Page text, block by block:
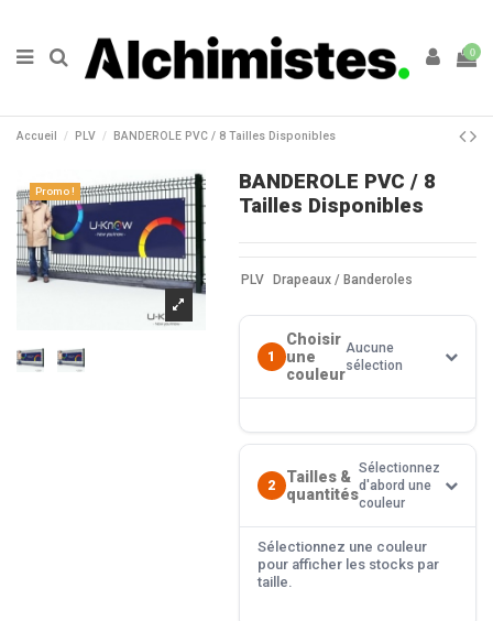
0
Accueil PLV BANDEROLE PVC / 8 Tailles Disponibles
Promo !
BANDEROLE PVC / 8
Tailles Disponibles
PLV Drapeaux / Banderoles
1
Choisir
une
couleur
Aucune
sélection
2
Tailles &
quantités
Sélectionnez
d'abord une
couleur
Sélectionnez une couleur
pour afficher les stocks par
taille.